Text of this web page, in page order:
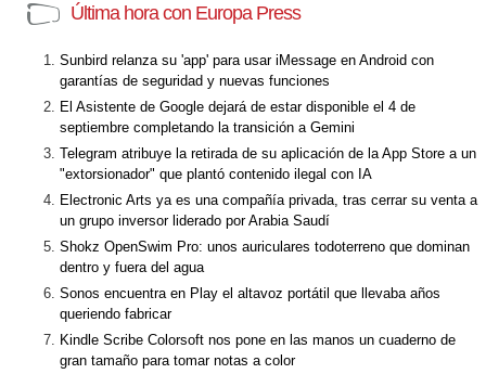
Última hora con Europa Press
Sunbird relanza su 'app' para usar iMessage en Android con
garantías de seguridad y nuevas funciones
El Asistente de Google dejará de estar disponible el 4 de
septiembre completando la transición a Gemini
Telegram atribuye la retirada de su aplicación de la App Store a un
"extorsionador" que plantó contenido ilegal con IA
Electronic Arts ya es una compañía privada, tras cerrar su venta a
un grupo inversor liderado por Arabia Saudí
Shokz OpenSwim Pro: unos auriculares todoterreno que dominan
dentro y fuera del agua
Sonos encuentra en Play el altavoz portátil que llevaba años
queriendo fabricar
Kindle Scribe Colorsoft nos pone en las manos un cuaderno de
gran tamaño para tomar notas a color